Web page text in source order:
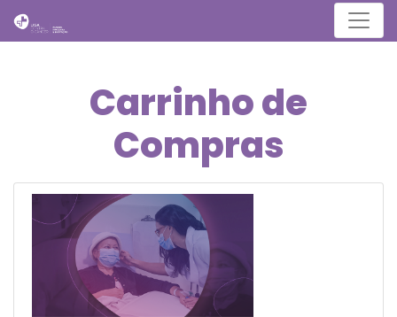
Menu
Carrinho de
Compras